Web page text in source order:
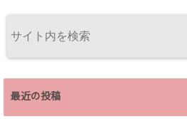
最近の投稿